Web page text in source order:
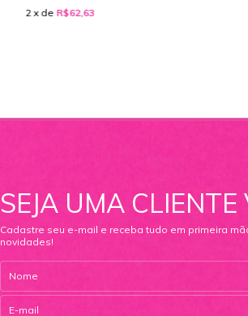
2 x de R$62,63
SEJA UMA CLIENTE
Cadastre seu e-mail e receba tudo em primeira
novidades!